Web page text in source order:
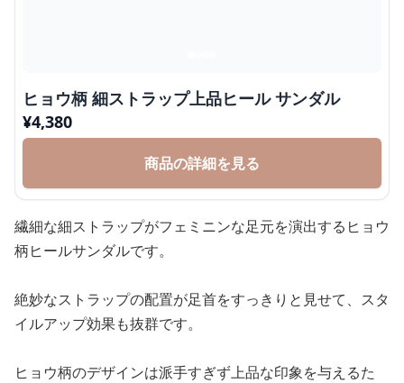
ヒョウ柄 細ストラップ上品ヒール サンダル
¥4,380
商品の詳細を見る
繊細な細ストラップがフェミニンな足元を演出するヒョウ
柄ヒールサンダルです。
絶妙なストラップの配置が足首をすっきりと見せて、スタ
イルアップ効果も抜群です。
ヒョウ柄のデザインは派手すぎず上品な印象を与えるた